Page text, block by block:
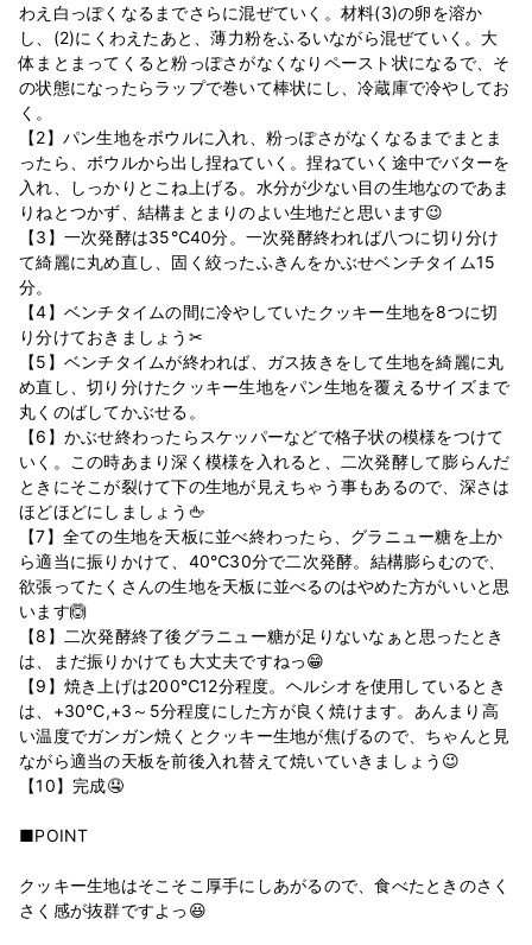
わえ白っぽくなるまでさらに混ぜていく。材料(3)の卵を溶か
し、(2)にくわえたあと、薄力粉をふるいながら混ぜていく。大
体まとまってくると粉っぽさがなくなりペースト状になるで、そ
の状態になったらラップで巻いて棒状にし、冷蔵庫で冷やしてお
く。
【2】パン生地をボウルに入れ、粉っぽさがなくなるまでまとま
ったら、ボウルから出し捏ねていく。捏ねていく途中でバターを
入れ、しっかりとこね上げる。水分が少ない目の生地なのであま
りねとつかず、結構まとまりのよい生地だと思います😉
【3】一次発酵は35℃40分。一次発酵終われば八つに切り分け
て綺麗に丸め直し、固く絞ったふきんをかぶせベンチタイム15
分。
【4】ベンチタイムの間に冷やしていたクッキー生地を8つに切
り分けておきましょう✂
【5】ベンチタイムが終われば、ガス抜きをして生地を綺麗に丸
め直し、切り分けたクッキー生地をパン生地を覆えるサイズまで
丸くのばしてかぶせる。
【6】かぶせ終わったらスケッパーなどで格子状の模様をつけて
いく。この時あまり深く模様を入れると、二次発酵して膨らんだ
ときにそこが裂けて下の生地が見えちゃう事もあるので、深さは
ほどほどにしましょう🖕
【7】全ての生地を天板に並べ終わったら、グラニュー糖を上か
ら適当に振りかけて、40℃30分で二次発酵。結構膨らむので、
欲張ってたくさんの生地を天板に並べるのはやめた方がいいと思
います🙆
【8】二次発酵終了後グラニュー糖が足りないなぁと思ったとき
は、まだ振りかけても大丈夫ですねっ😁
【9】焼き上げは200℃12分程度。ヘルシオを使用しているとき
は、+30℃,+3～5分程度にした方が良く焼けます。あんまり高
い温度でガンガン焼くとクッキー生地が焦げるので、ちゃんと見
ながら適当の天板を前後入れ替えて焼いていきましょう😉
【10】完成🤤
■POINT
クッキー生地はそこそこ厚手にしあがるので、食べたときのさく
さく感が抜群ですよっ😆